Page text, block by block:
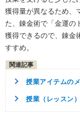
獲得量が異なるため、
た、錬金術で「金運の
獲得できるので、錬金
すすめ。
授業アイテムの
授業（レッスン